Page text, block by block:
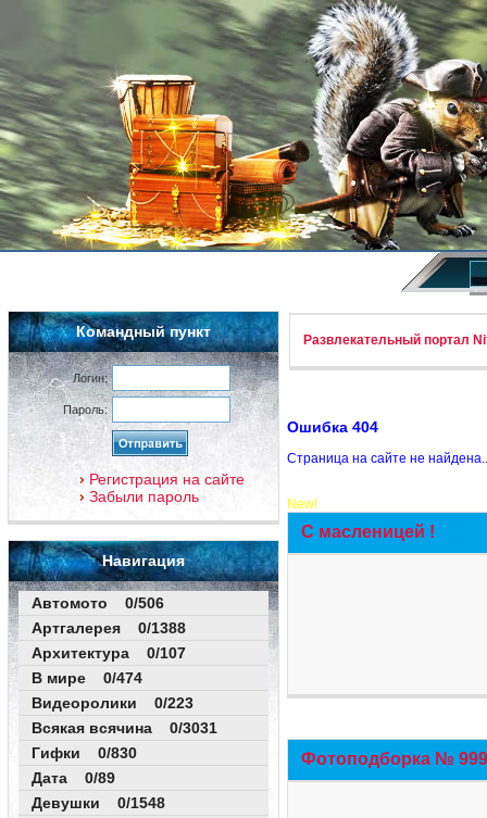
Командный пункт
Логин:
Пароль:
Регистрация на сайте
Забыли пароль
Навигация
Автомото 0/506
Артгалерея 0/1388
Архитектура 0/107
В мире 0/474
Видеоролики 0/223
Всякая всячина 0/3031
Гифки 0/830
Дата 0/89
Девушки 0/1548
Развлекательный портал
Ошибка 404
Страница на сайте не
New!
С масленицей !
Фотоподборка №